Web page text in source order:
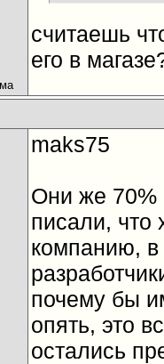
считаешь
его в
maks75
Они же 70%
писали, что
компанию, в
почему бы
опять, это
остались